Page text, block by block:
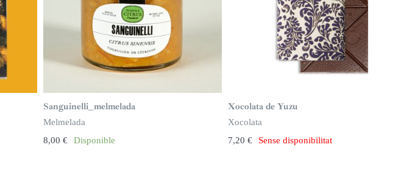
Sanguinelli_melmelada
Melmelada
8,00€ Disponible
Xocolata de Yuzu
Xocolata
7,20 € Sense disponibilitat